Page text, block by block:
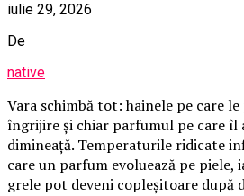
iulie 29, 2026
De
native
Vara schimbă tot: hainele pe care
îngrijire și chiar parfumul pe care îl
dimineață. Temperaturile ridicate
care un parfum evoluează pe piele,
grele pot deveni copleșitoare după